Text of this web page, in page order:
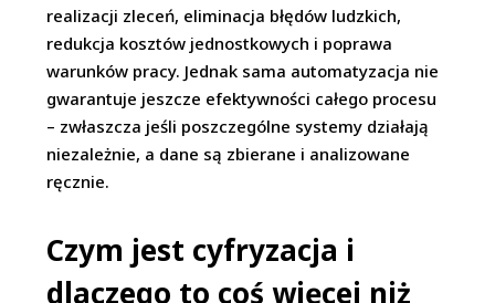
realizacji zleceń, eliminacja błędów ludzkich,
redukcja kosztów jednostkowych i poprawa
warunków pracy. Jednak sama automatyzacja nie
gwarantuje jeszcze efektywności całego procesu
– zwłaszcza jeśli poszczególne systemy działają
niezależnie, a dane są zbierane i analizowane
ręcznie.
Czym jest cyfryzacja i
dlaczego to coś więcej niż